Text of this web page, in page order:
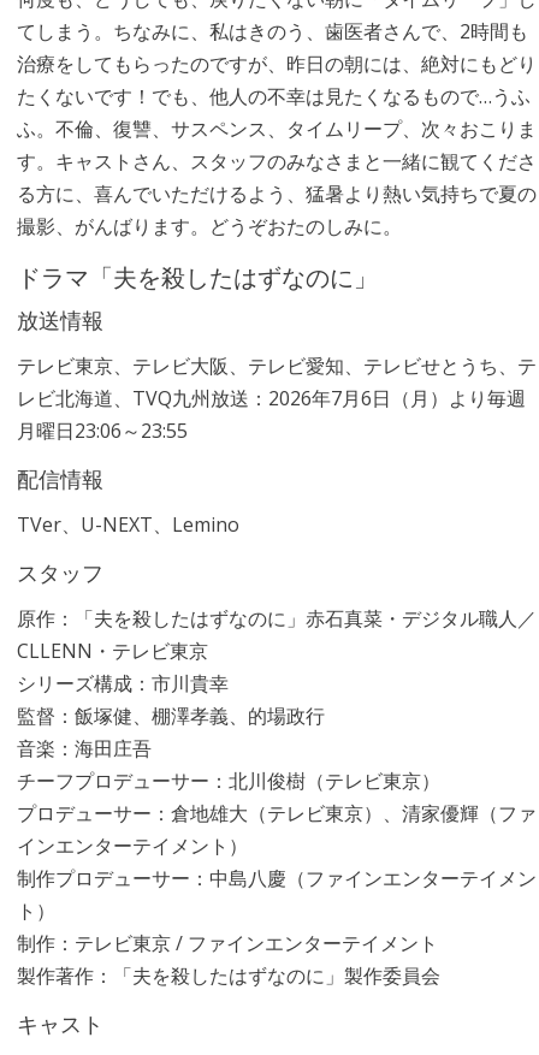
てしまう。ちなみに、私はきのう、歯医者さんで、2時間も
治療をしてもらったのですが、昨日の朝には、絶対にもどり
たくないです！でも、他人の不幸は見たくなるもので…うふ
ふ。不倫、復讐、サスペンス、タイムリープ、次々おこりま
す。キャストさん、スタッフのみなさまと一緒に観てくださ
る方に、喜んでいただけるよう、猛暑より熱い気持ちで夏の
撮影、がんばります。どうぞおたのしみに。
ドラマ「夫を殺したはずなのに」
放送情報
テレビ東京、テレビ大阪、テレビ愛知、テレビせとうち、テ
レビ北海道、TVQ九州放送：2026年7月6日（月）より毎週
月曜日23:06～23:55
配信情報
TVer、U-NEXT、Lemino
スタッフ
原作：「夫を殺したはずなのに」赤石真菜・デジタル職人／
CLLENN・テレビ東京
シリーズ構成：市川貴幸
監督：飯塚健、棚澤孝義、的場政行
音楽：海田庄吾
チーフプロデューサー：北川俊樹（テレビ東京）
プロデューサー：倉地雄大（テレビ東京）、清家優輝（ファ
インエンターテイメント）
制作プロデューサー：中島八慶（ファインエンターテイメン
ト）
制作：テレビ東京 / ファインエンターテイメント
製作著作：「夫を殺したはずなのに」製作委員会
キャスト